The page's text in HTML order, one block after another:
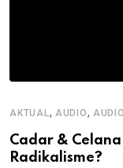
AKTUAL, AUDIO,
Cadar &
Radikalisme?